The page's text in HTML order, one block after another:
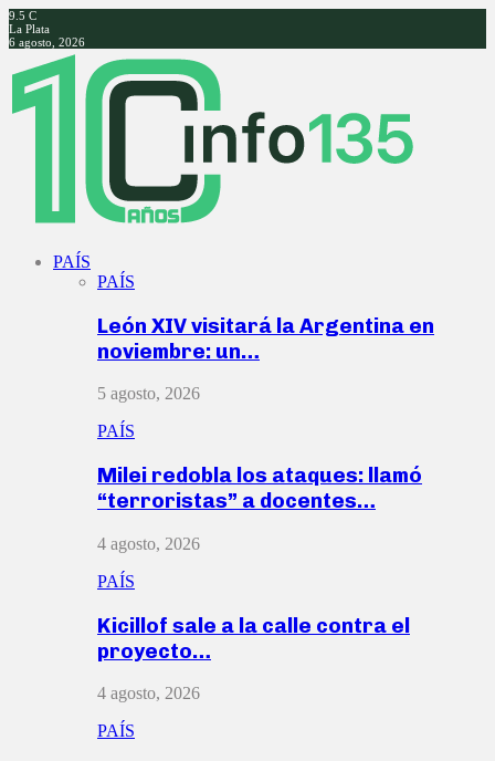
9.5 C
La Plata
6 agosto, 2026
Facebook
Twitter
Instagram
Youtube
PAÍS
PAÍS
León XIV visitará la Argentina en
noviembre: un…
5 agosto, 2026
PAÍS
Milei redobla los ataques: llamó
“terroristas” a docentes…
4 agosto, 2026
PAÍS
Kicillof sale a la calle contra el
proyecto…
4 agosto, 2026
PAÍS